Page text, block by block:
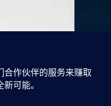
合作伙伴的服务来赚取
可能。